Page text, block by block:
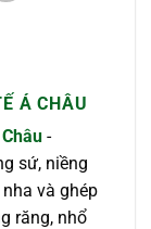
Á CHÂU
-
sứ, niềng
và ghép
răng, nhổ